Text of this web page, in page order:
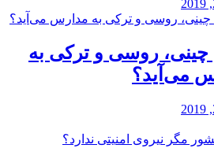
چینی، روسی و ترکی به
می‌آید؟